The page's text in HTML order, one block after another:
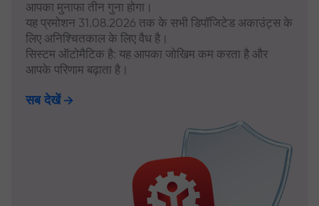
आपका मुनाफा तीन गुना होगा।
यह प्रमोशन 31.08.2026 तक के सभी डिपॉजिटेड अकाउंट्स के
लिए अनिश्चितकाल के लिए वैध है।
सिस्टम ऑटोमैटिक है: यह आपका जोखिम कम करता है और
आपके परिणाम बढ़ाता है।
सब देखें